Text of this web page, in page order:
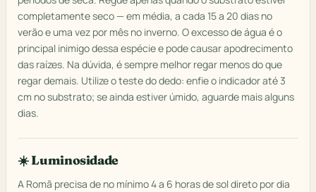
completamente seco — em média, a cada 15 a 20 dias no
verão e uma vez por mês no inverno. O excesso de água é o
principal inimigo dessa espécie e pode causar apodrecimento
das raízes. Na dúvida, é sempre melhor regar menos do que
regar demais. Utilize o teste do dedo: enfie o indicador até 3
cm no substrato; se ainda estiver úmido, aguarde mais alguns
dias.
☀️ Luminosidade
A Romã precisa de no mínimo 4 a 6 horas de sol direto por dia